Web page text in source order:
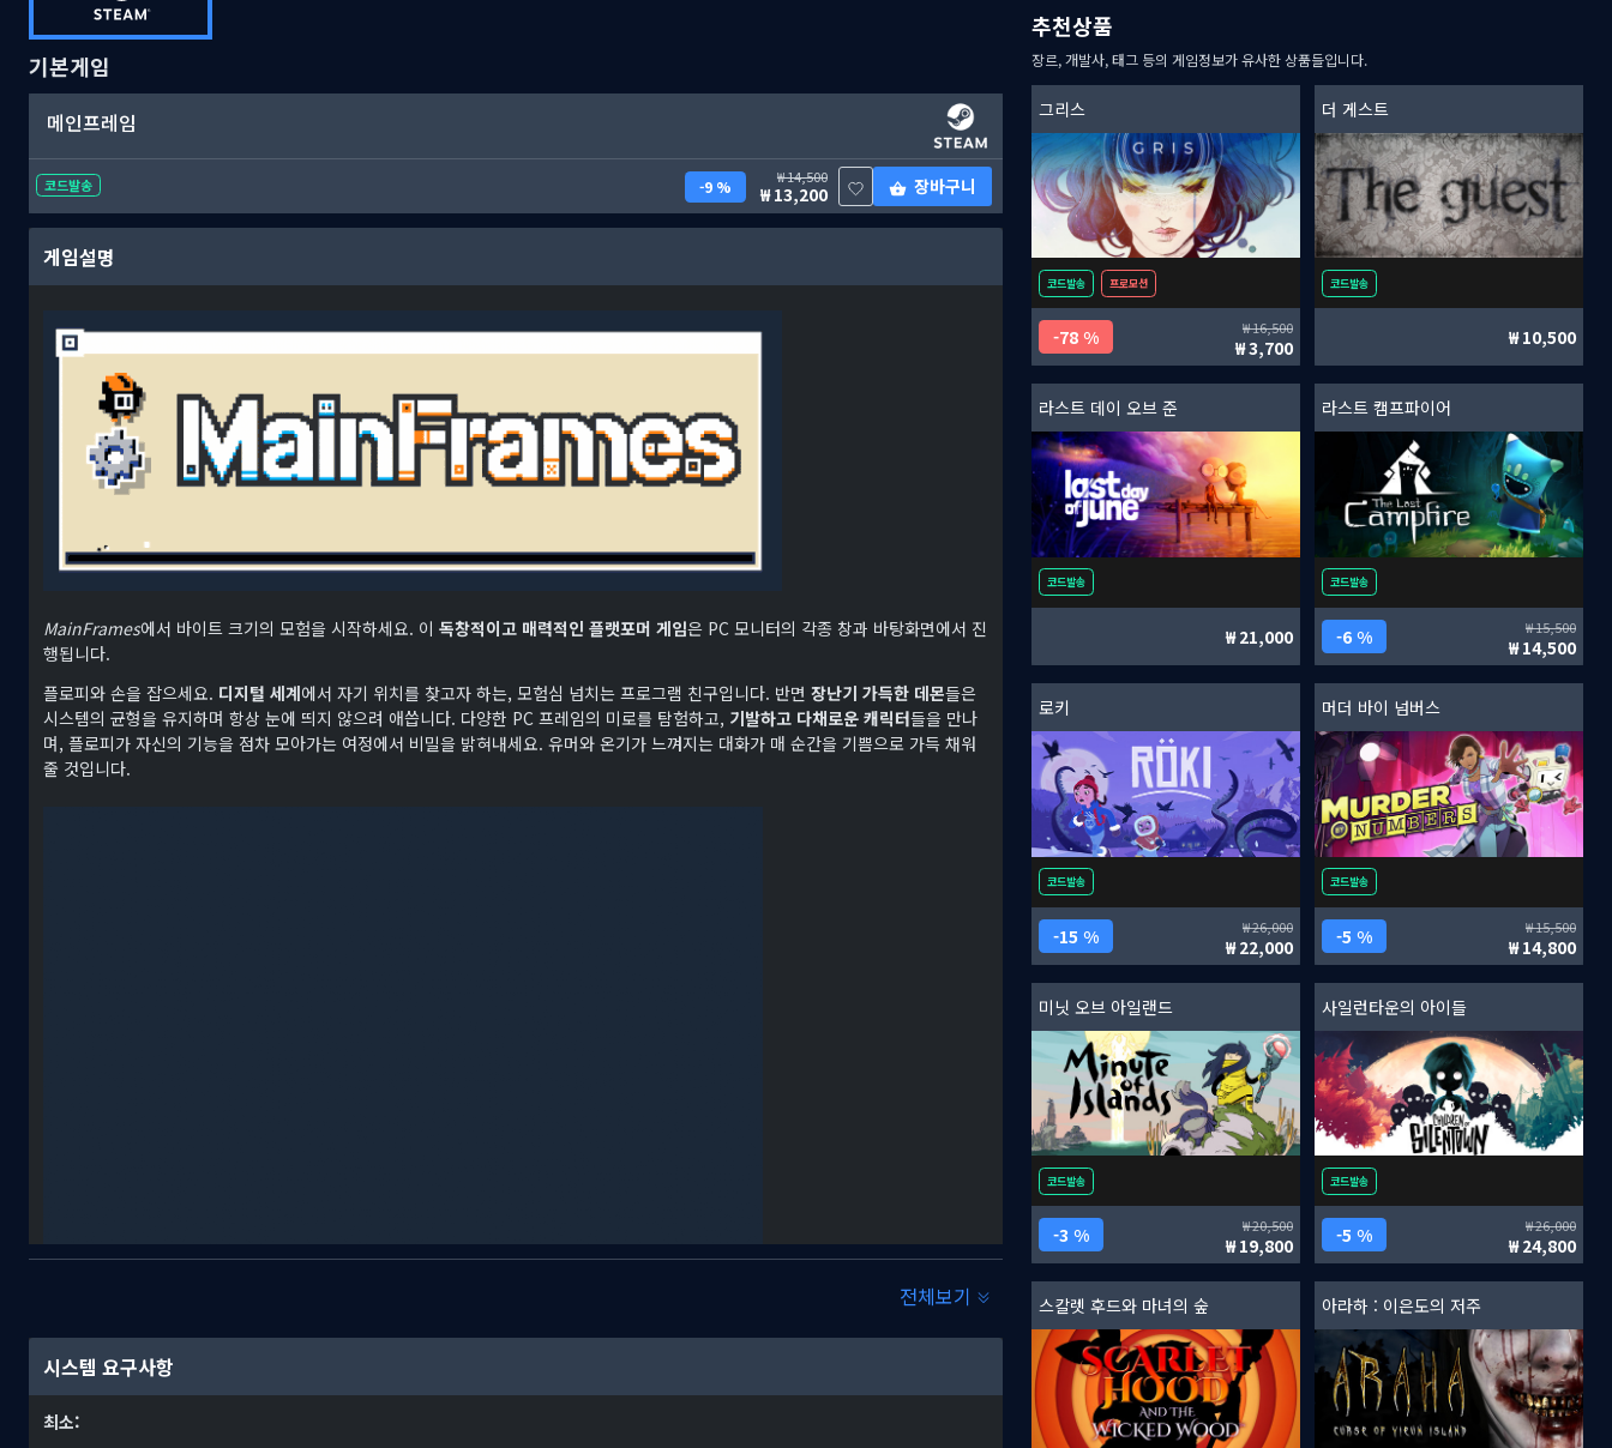
기본게임
메인프레임
코드발송 9 % 14,500
13,200 장바구니
게임설명
MainFrames에서 바이트 크기의 모험을 시작하세요. 이 독창적이고 매력적인 플랫포머 게임은 PC 모니터의 각종 창과 바탕화면에서 진
행됩니다.
플로피와 손을 잡으세요. 디지털 세계에서 자기 위치를 찾고자 하는, 모험심 넘치는 프로그램 친구입니다. 반면 장난기 가득한 데몬들은
시스템의 균형을 유지하며 항상 눈에 띄지 않으려 애씁니다. 다양한 PC 프레임의 미로를 탐험하고, 기발하고 다채로운 캐릭터들을 만나
며, 플로피가 자신의 기능을 점차 모아가는 여정에서 비밀을 밝혀내세요. 유머와 온기가 느껴지는 대화가 매 순간을 기쁨으로 가득 채워
줄 것입니다.
프레임 사이를
현실로 돌아갈 마음이 들지 않을 것입니다.
전체보기
시스템 요구사항
최소:
추천상품
장르, 개발사, 태그 등의 게임정보가 유사한 상품들입니다.
그리스
코드발송 프로모션
78 % 16,500
3,700
더 게스트
코드발송
10,500
라스트 데이 오브 준
코드발송
21,000
라스트 캠프파이어
코드발송
6 % 15,500
14,500
로키
코드발송
15 % 26,000
22,000
머더 바이 넘버스
코드발송
5 % 15,500
14,800
미닛 오브 아일랜드
코드발송
3 % 20,500
19,800
사일런타운의 아이들
코드발송
5 % 26,000
24,800
스칼렛 후드와 마녀의 숲 아라하 : 이은도의 저주